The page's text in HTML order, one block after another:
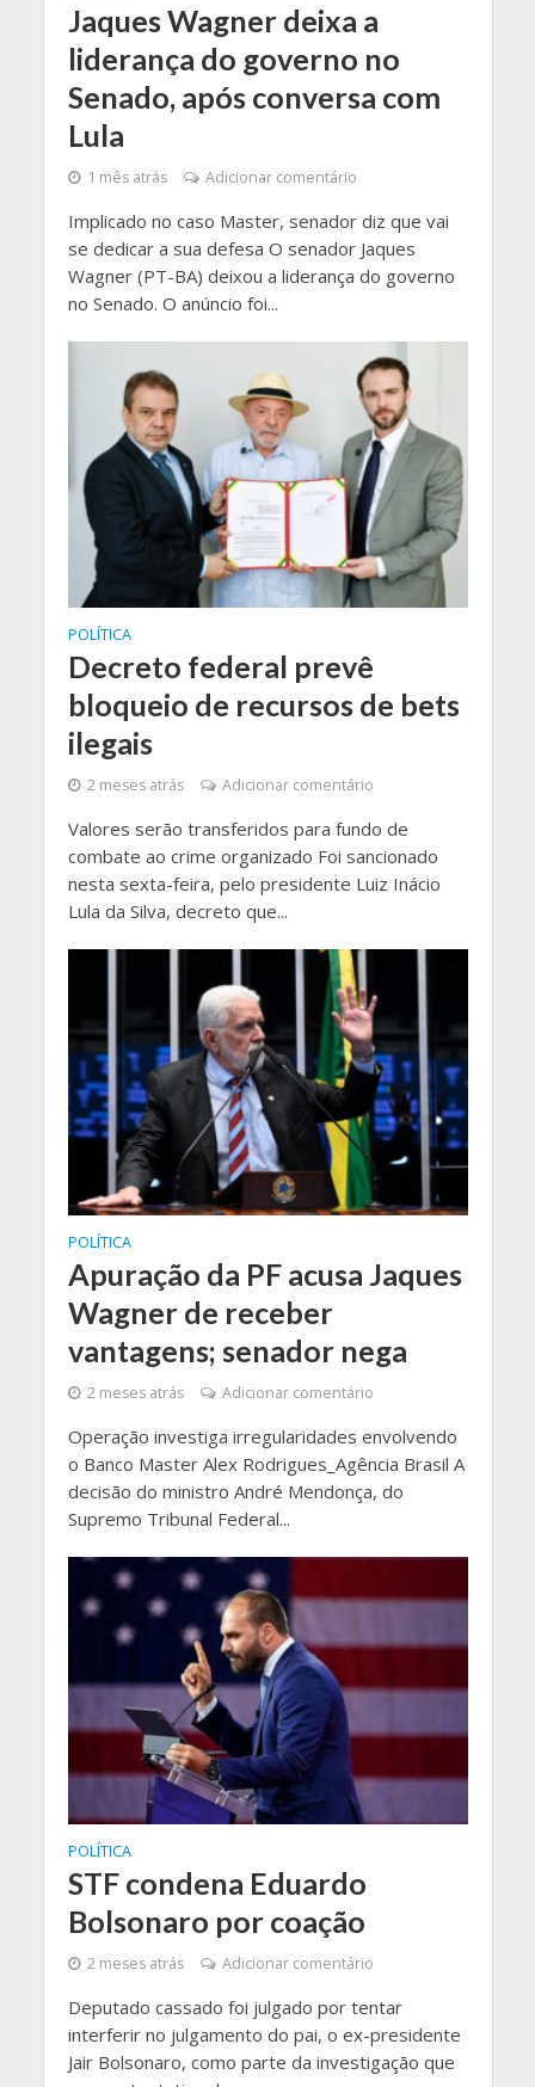
Jaques Wagner deixa a
liderança do governo no
Senado, após conversa com
Lula
1 mês atrás Adicionar comentário
Implicado no caso Master, senador diz que vai
se dedicar a sua defesa O senador Jaques
Wagner (PT-BA) deixou a liderança do governo
no Senado. O anúncio foi...
POLÍTICA
Decreto federal prevê
bloqueio de recursos de bets
ilegais
2 meses atrás Adicionar comentário
Valores serão transferidos para fundo de
combate ao crime organizado Foi sancionado
nesta sexta-feira, pelo presidente Luiz Inácio
Lula da Silva, decreto que...
POLÍTICA
Apuração da PF acusa Jaques
Wagner de receber
vantagens; senador nega
2 meses atrás Adicionar comentário
Operação investiga irregularidades envolvendo
o Banco Master Alex Rodrigues_Agência Brasil A
decisão do ministro André Mendonça, do
Supremo Tribunal Federal...
POLÍTICA
STF condena Eduardo
Bolsonaro por coação
2 meses atrás Adicionar comentário
Deputado cassado foi julgado por tentar
interferir no julgamento do pai, o ex-presidente
Jair Bolsonaro, como parte da investigação que